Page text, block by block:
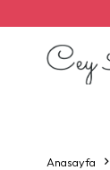
Anasayfa